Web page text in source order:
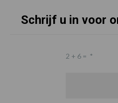
Schrijf u in voor
2 + 6 = *